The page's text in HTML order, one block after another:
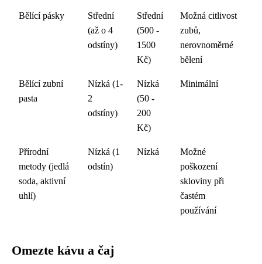
Bělící pásky
Střední
(až o 4
odstíny)
Střední
(500 -
1500
Kč)
Možná citlivost
zubů,
nerovnoměrné
bělení
Bělící zubní
pasta
Nízká (1-
2
odstíny)
Nízká
(50 -
200
Kč)
Minimální
Přírodní
metody (jedlá
soda, aktivní
uhlí)
Nízká (1
odstín)
Nízká
Možné
poškození
skloviny při
častém
používání
Omezte kávu a čaj